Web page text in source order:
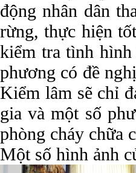
động nhân dân
rừng, thực hiện
kiểm tra tình
phương có đề
Kiểm lâm sẽ chỉ
gia và một số
phòng cháy chữa
Một số hình ảnh